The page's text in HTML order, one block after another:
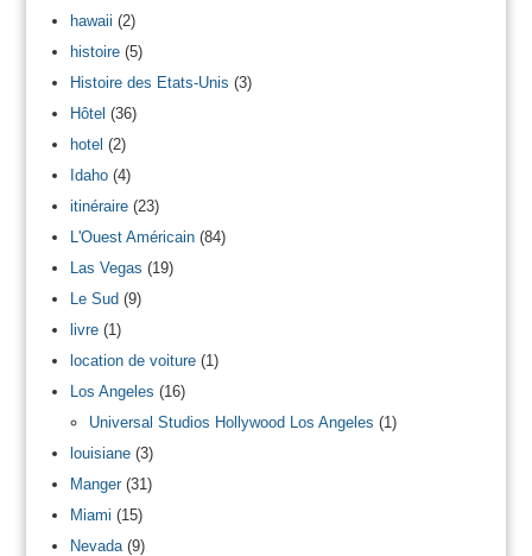
hawaii (2)
histoire(5)
Histoire des Etats-Unis (3)
Hôtel (36)
hotel (2)
Idaho(4)
itinéraire(23)
L'Ouest Américain(84)
Las Vegas (19)
Le Sud(9)
livre(1)
location de voiture(1)
Los Angeles (16)
Universal Studios Hollywood Los Angeles (1)
louisiane(3)
Manger(31)
Miami (15)
Nevada(9)